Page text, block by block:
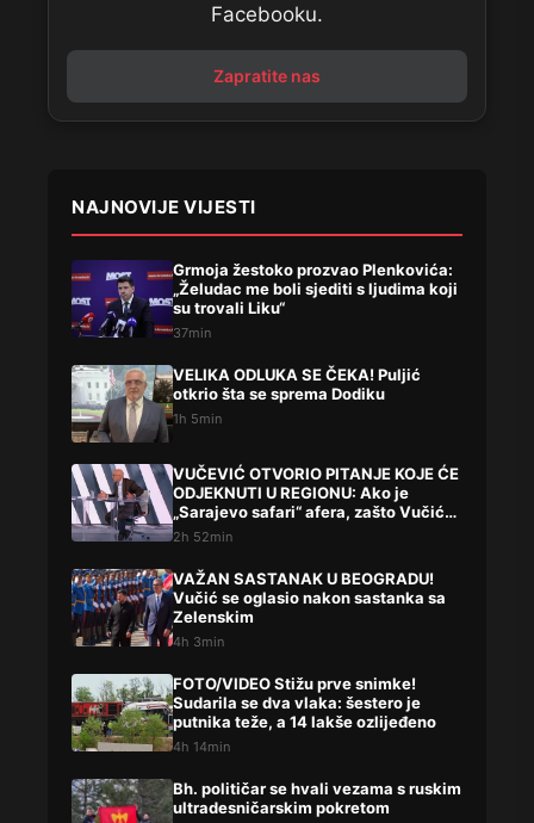
Facebooku.
Zapratite nas
NAJNOVIJE VIJESTI
Grmoja žestoko prozvao Plenkovića:
„Želudac me boli sjediti s ljudima koji
su trovali Liku“
37min
VELIKA ODLUKA SE ČEKA! Puljić
otkrio šta se sprema Dodiku
1h 5min
VUČEVIĆ OTVORIO PITANJE KOJE ĆE
ODJEKNUTI U REGIONU: Ako je
„Sarajevo safari“ afera, zašto Vučića
niste procesuirali?!
2h 52min
VAŽAN SASTANAK U BEOGRADU!
Vučić se oglasio nakon sastanka sa
Zelenskim
4h 3min
FOTO/VIDEO Stižu prve snimke!
Sudarila se dva vlaka: šestero je
putnika teže, a 14 lakše ozlijeđeno
4h 14min
Bh. političar se hvali vezama s ruskim
ultradesničarskim pokretom